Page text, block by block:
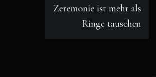
Zeremonie ist mehr als
Ringe tauschen